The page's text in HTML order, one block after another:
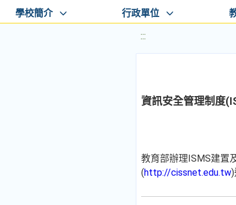
學校簡介 行政單位
:::
資訊安全管理制度
教育部辦理ISMS建置
(http://cissnet.edu.tw